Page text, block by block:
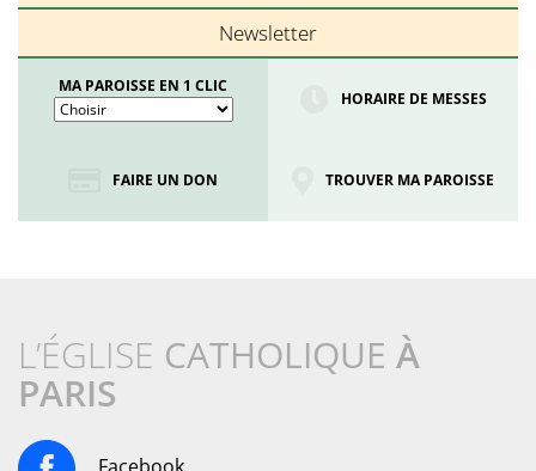
Newsletter
MA PAROISSE EN 1 CLIC
HORAIRE DE MESSES
FAIRE UN DON TROUVER MA PAROISSE
L’ÉGLISE CATHOLIQUE À
PARIS